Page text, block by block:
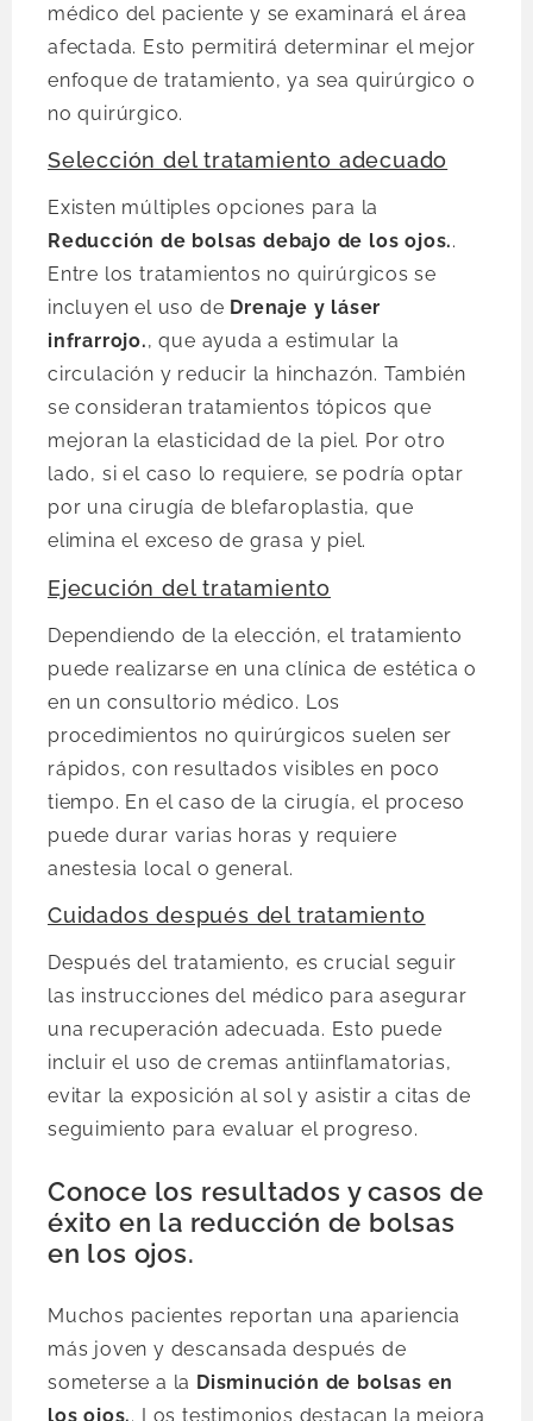
médico del paciente y se examinará el área
afectada. Esto permitirá determinar el mejor
enfoque de tratamiento, ya sea quirúrgico o
no quirúrgico.
Selección del tratamiento adecuado
Existen múltiples opciones para la
Reducción de bolsas debajo de los ojos..
Entre los tratamientos no quirúrgicos se
incluyen el uso de Drenaje y láser
infrarrojo., que ayuda a estimular la
circulación y reducir la hinchazón. También
se consideran tratamientos tópicos que
mejoran la elasticidad de la piel. Por otro
lado, si el caso lo requiere, se podría optar
por una cirugía de blefaroplastia, que
elimina el exceso de grasa y piel.
Ejecución del tratamiento
Dependiendo de la elección, el tratamiento
puede realizarse en una clínica de estética o
en un consultorio médico. Los
procedimientos no quirúrgicos suelen ser
rápidos, con resultados visibles en poco
tiempo. En el caso de la cirugía, el proceso
puede durar varias horas y requiere
anestesia local o general.
Cuidados después del tratamiento
Después del tratamiento, es crucial seguir
las instrucciones del médico para asegurar
una recuperación adecuada. Esto puede
incluir el uso de cremas antiinflamatorias,
evitar la exposición al sol y asistir a citas de
seguimiento para evaluar el progreso.
Conoce los resultados y casos de
éxito en la reducción de bolsas
en los ojos.
Muchos pacientes reportan una apariencia
más joven y descansada después de
someterse a la Disminución de bolsas en
los ojos.. Los testimonios destacan la mejora